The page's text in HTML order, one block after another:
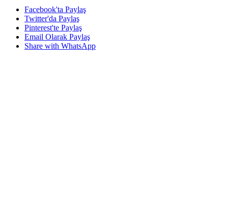
Facebook'ta Paylaş
Twitter'da Paylaş
Pinterest'te Paylaş
Email Olarak Paylaş
Share with WhatsApp